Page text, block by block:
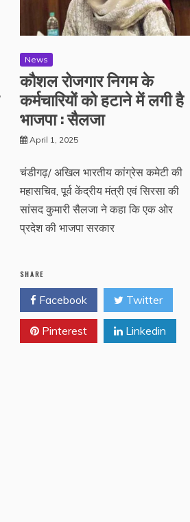
News
कौशल रोजगार निगम के
कर्मचारियों को हटाने में लगी है
भाजपा : सैलजा
April 1, 2025
चंडीगढ़/ अखिल भारतीय कांग्रेस कमेटी की
महासचिव, पूर्व केंद्रीय मंत्री एवं सिरसा की
सांसद कुमारी सैलजा ने कहा कि एक ओर
प्रदेश की भाजपा सरकार
SHARE
Facebook Twitter
Pinterest Linkedin